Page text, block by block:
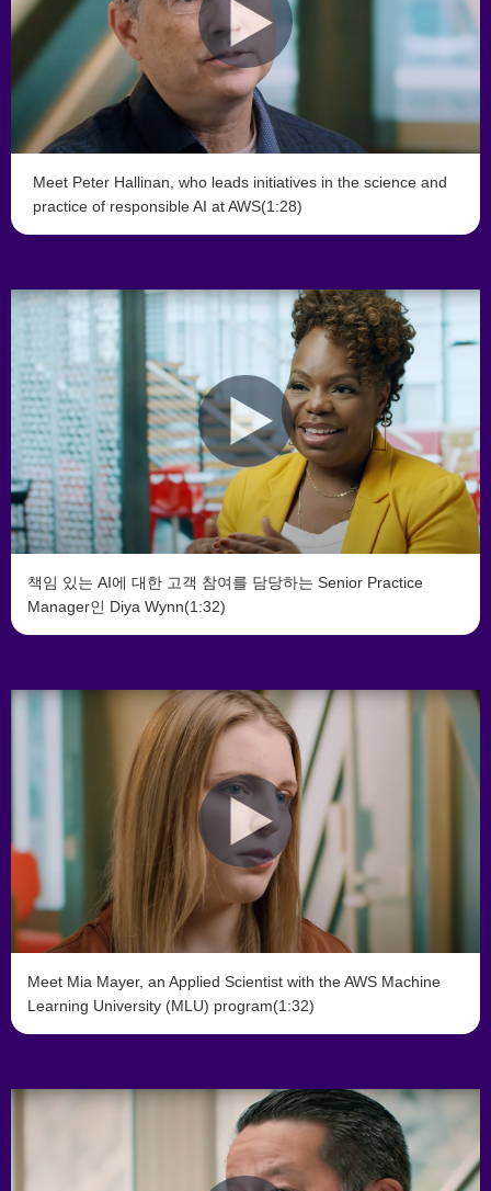
Meet Peter Hallinan, who leads initiatives in the science and
practice of responsible AI at AWS(1:28)
책임 있는 AI에 대한 고객 참여를 담당하는 Senior Practice
Manager인 Diya Wynn(1:32)
Meet Mia Mayer, an Applied Scientist with the AWS Machine
Learning University (MLU) program(1:32)